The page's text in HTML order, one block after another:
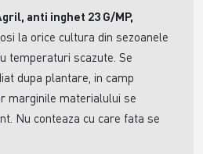
anti inghet 23 G/MP,
la orice cultura din sezoanele
temperaturi scazute. Se
dupa plantare, in camp
marginile materialului se
Nu conteaza cu care fata se